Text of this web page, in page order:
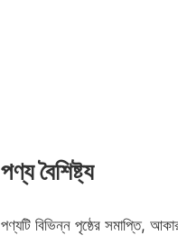
পণ্য বৈশিষ্ট্য
পণ্যটি বিভিন্ন পৃষ্ঠের সমাপ্তি,